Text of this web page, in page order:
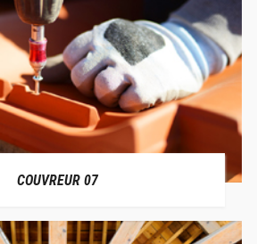
COUVREUR 07